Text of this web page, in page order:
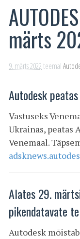
märts
9. märts 2022teemal
Autodesk
Vastuseks
Ukrainas, peatas
Venemaal.
Alates 29.
pikendatavate
Autodesk